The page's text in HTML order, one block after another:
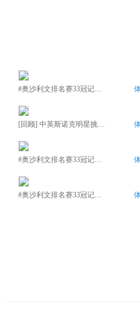
#奥沙利文排名赛33冠记录#（二十二）：2009上海大师赛10-5梁文博
[回顾] 中英斯诺克明星挑战赛：丁俊晖&梁文博vs奥沙利文&威廉姆斯
#奥沙利文排名赛33冠记录#（二十）：2008世界锦标赛18-8阿里·卡特
#奥沙利文排名赛33冠记录#（十九）：2007英国锦标赛10-2马奎尔